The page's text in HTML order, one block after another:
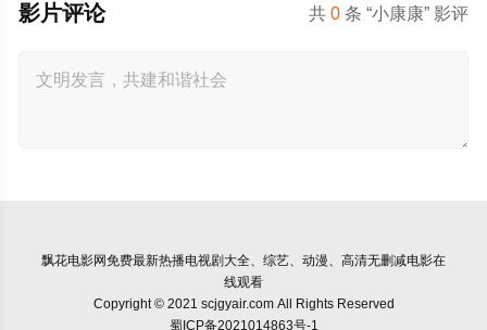
共0 条 “小康康” 影评
影片评论
飘花电影网免费最新热播电视剧大全、综艺、动漫、高清无删减电影在
线观看
Copyright © 2021 scjgyair.com All Rights Reserved
蜀ICP备2021014863号-1